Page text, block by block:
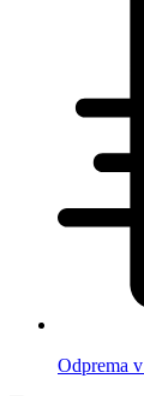
Odprema v